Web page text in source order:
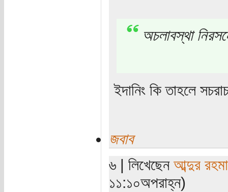
অচলাবস্থা
ইদানিং কি তাহলে
জবাব
৬ | লিখেছেন আব্দুর
১১:১০অপরাহ্ন)